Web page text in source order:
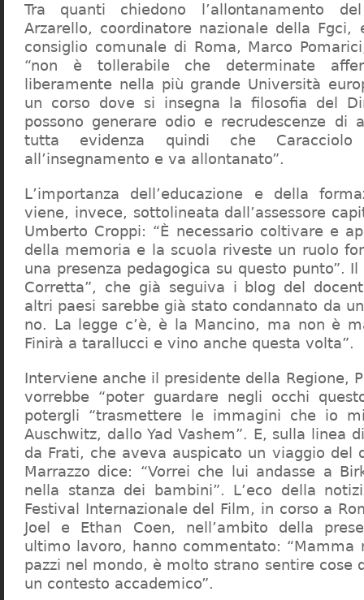
Tra quanti chiedono l’allontanamento
Arzarello, coordinatore nazionale della
consiglio comunale di Roma, Marco
“non è tollerabile che determinate
liberamente nella più grande Università
un corso dove si insegna la filosofia del
possono generare odio e recrudescenze di
tutta evidenza quindi che
all’insegnamento e va allontanato”.
L’importanza dell’educazione e della
viene, invece, sottolineata dall’assessore
Umberto Croppi: “È necessario coltivare e
della memoria e la scuola riveste un ruolo
una presenza pedagogica su questo punto”.
Corretta”, che già seguiva i blog del
altri paesi sarebbe già stato condannato da
no. La legge c’è, è la Mancino, ma non è
Finirà a tarallucci e vino anche questa volta”.
Interviene anche il presidente della Regione,
vorrebbe “poter guardare negli occhi
potergli “trasmettere le immagini che io
Auschwitz, dallo Yad Vashem”. E, sulla linea
da Frati, che aveva auspicato un viaggio del
Marrazzo dice: “Vorrei che lui andasse a
nella stanza dei bambini”. L’eco della
Festival Internazionale del Film, in corso a
Joel e Ethan Coen, nell’ambito della
ultimo lavoro, hanno commentato: “Mamma
pazzi nel mondo, è molto strano sentire cose
un contesto accademico”.